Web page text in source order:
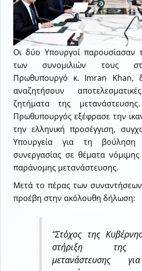
Οι δύο Υπουργοί παρουσίασαν
των συνομιλιών τους
Πρωθυπουργό κ. Imran Khan,
αναζητήσουν
ζητήματα της
Πρωθυπουργός εξέφρασε την
την ελληνική προσέγγιση,
Υπουργεία για τη βούληση
συνεργασίας σε θέματα
παράνομης μετανάστευσης.
Μετά το πέρας των
προέβη στην ακόλουθη δήλωση:
“Στόχος της
στήριξη της
μετανάστευσης